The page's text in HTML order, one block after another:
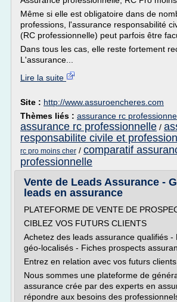
Même si elle est obligatoire dans de
professions, l'assurance responsabilité
(RC professionnelle) peut parfois être
Dans tous les cas, elle reste fortement
L'assurance...
Lire la suite
Site : http://www.assuroencheres.com
Thèmes liés : assurance rc
assurance rc professionnelle /
responsabilite civile et
rc pro moins cher / comparatif
professionnelle
Vente de Leads Assurance -
leads en assurance
PLATEFORME DE VENTE DE
CIBLEZ VOS FUTURS CLIENTS
Achetez des leads assurance qualifiés -
géo-localisés - Fiches prospects
Entrez en relation avec vos futurs
Nous sommes une plateforme de
assurance crée par des experts en
répondre aux besoins des